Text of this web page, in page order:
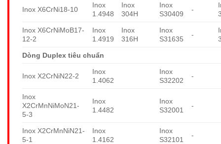
Inox X6CrNi18-10
Inox
1.4948
Inox
304H
Inox
S30409
-
Inox X6CrNiMoB17-
12-2
Inox
1.4919
Inox
316H
Inox
S31635
-
Dòng Duplex tiêu chuẩn
Inox X2CrNiN22-2
Inox
1.4062
Inox
S32202
-
Inox
X2CrMnNiMoN21-
5-3
Inox
1.4482
Inox
S32001
-
Inox X2CrMnNiN21-
5-1
Inox
1.4162
Inox
S32101
-